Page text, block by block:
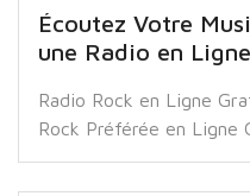
Écoutez Votre
une Radio en
Radio Rock en Ligne
Rock Préférée en Ligne